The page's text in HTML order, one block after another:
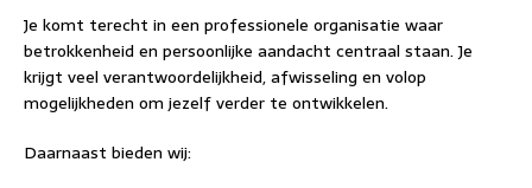
Je komt terecht in een professionele organisatie waar
betrokkenheid en persoonlijke aandacht centraal staan. Je
krijgt veel verantwoordelijkheid, afwisseling en volop
mogelijkheden om jezelf verder te ontwikkelen.
Daarnaast bieden wij: